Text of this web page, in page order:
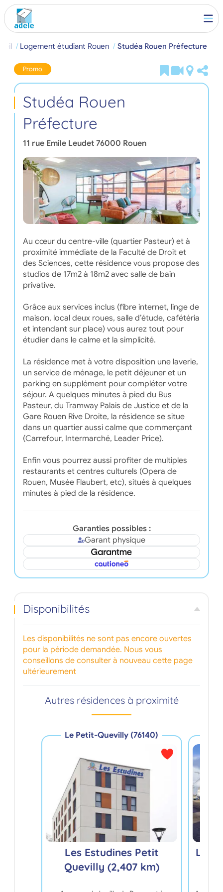
Logement étudiant Rouen Studéa Rouen Préfecture
Promo
Studéa Rouen
Préfecture
11 rue Emile Leudet 76000 Rouen
Au cœur du centre-ville (quartier Pasteur) et à
proximité immédiate de la Faculté de Droit et
des Sciences, cette résidence vous propose des
studios de 17m2 à 18m2 avec salle de bain
privative.
Grâce aux services inclus (fibre internet, linge de
maison, local deux roues, salle d’étude, cafétéria
et intendant sur place) vous aurez tout pour
étudier dans le calme et la simplicité.
La résidence met à votre disposition une laverie,
un service de ménage, le petit déjeuner et un
parking en supplément pour compléter votre
séjour. A quelques minutes à pied du Bus
Pasteur, du Tramway Palais de Justice et de la
Gare Rouen Rive Droite, la résidence se situe
dans un quartier aussi calme que commerçant
(Carrefour, Intermarché, Leader Price).
Enfin vous pourrez aussi profiter de multiples
restaurants et centres culturels (Opera de
Rouen, Musée Flaubert, etc), situés à quelques
minutes à pied de la résidence.
Garanties possibles :
Garant physique
Disponibilités
Les disponibilités ne sont pas encore ouvertes
pour la période demandée. Nous vous
conseillons de consulter à nouveau cette page
ultérieurement
Autres résidences à proximité
Le Petit-Quevilly (76140)
Les Estudines Petit
Quevilly (2,407 km)
Les